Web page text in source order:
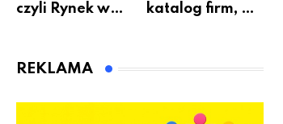
czyli Rynek w
katalog firm, w
REKLAMA